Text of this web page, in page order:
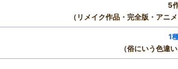
5
（リメイク作品・完全版・アニ
1
（俗にいう色違